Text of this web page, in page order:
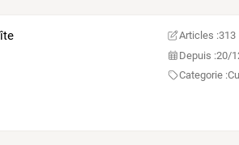
Articles :313
Depuis :20/
Categorie :